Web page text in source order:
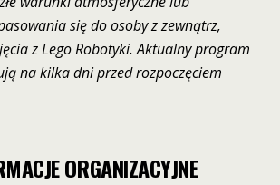
się do osoby z zewnątrz,
z Lego Robotyki. Aktualny program
na kilka dni przed rozpoczęciem
ORGANIZACYJNE